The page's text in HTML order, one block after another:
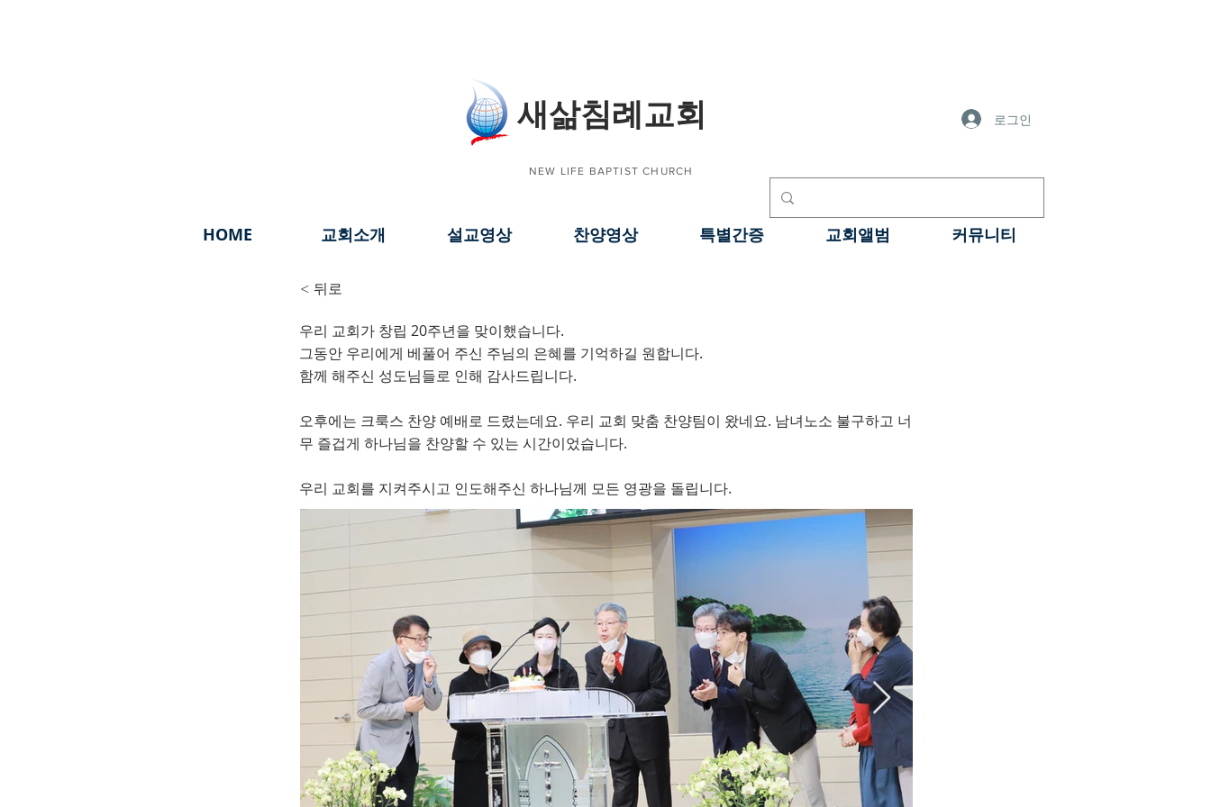
​새삶침례교회 로그인
NEW LIFE BAPTIST CHURCH
HOME 교회소개 설교영상 찬양영상 특별간증 교회앨범 커뮤니티
< 뒤로
창립 20주년 기념 주일
우리 교회가 창립 20주년을 맞이했습니다.
그동안 우리에게 베풀어 주신 주님의 은혜를 기억하길 원합니다.
함께 해주신 성도님들로 인해 감사드립니다.
오후에는 크룩스 찬양 예배로 드렸는데요. 우리 교회 맞춤 찬양팀이 왔네요. 남녀노소 불구하고 너
무 즐겁게 하나님을 찬양할 수 있는 시간이었습니다.
우리 교회를 지켜주시고 인도해주신 하나님께 모든 영광을 돌립니다.